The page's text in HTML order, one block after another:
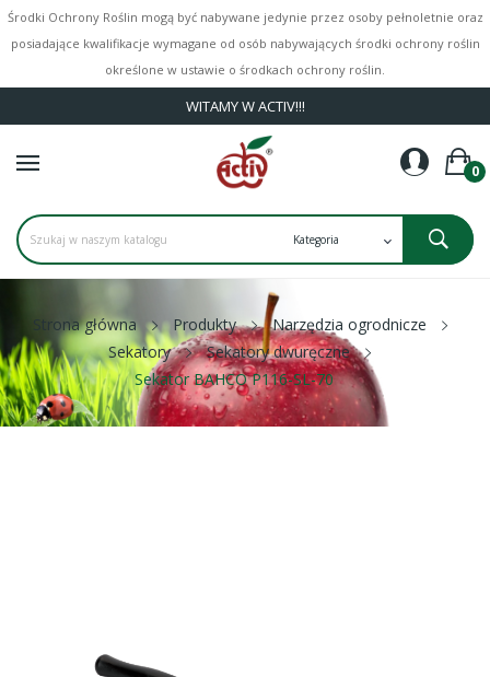
Środki Ochrony Roślin mogą być nabywane jedynie przez osoby pełnoletnie oraz
posiadające kwalifikacje wymagane od osób nabywających środki ochrony roślin
określone w ustawie o środkach ochrony roślin.
WITAMY W ACTIV!!!
0
Strona główna Produkty
Narzędzia ogrodnicze
Sekatory
Sekatory dwuręczne
Sekator BAHCO P116-SL-70